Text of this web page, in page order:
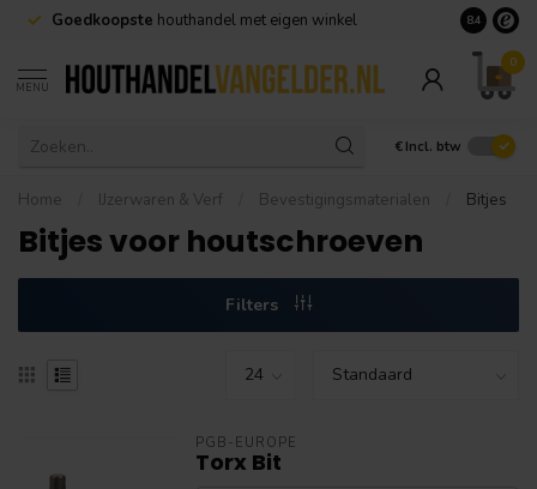
Goedkoopste houthandel met eigen winkel Geen
8.4
MENU
0
€ Incl. btw
Home IJzerwaren & Verf Bevestigingsmaterialen Bitjes
Bitjes voor houtschroeven
Filters
PGB-EUROPE
Torx Bit